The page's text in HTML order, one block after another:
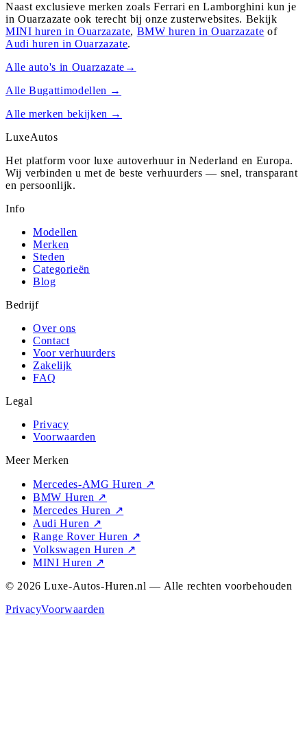
Naast exclusieve merken zoals Ferrari en Lamborghini kun je
in Ouarzazate ook terecht bij onze zusterwebsites. Bekijk
MINI huren in Ouarzazate, BMW huren in Ouarzazate of
Audi huren in Ouarzazate.
Alle auto's in Ouarzazate →
AlleBugattimodellen →
Alle merken bekijken →
LuxeAutos
Het platform voor luxe autoverhuur in Nederland en Europa.
Wij verbinden u met de beste verhuurders — snel, transparant
en persoonlijk.
Info
Modellen
Merken
Steden
Categorieën
Blog
Bedrijf
Over ons
Contact
Voor verhuurders
Zakelijk
FAQ
Legal
Privacy
Voorwaarden
Meer Merken
Mercedes-AMG Huren ↗
BMW Huren ↗
Mercedes Huren ↗
Audi Huren ↗
Range Rover Huren ↗
Volkswagen Huren ↗
MINI Huren ↗
© 2026 Luxe-Autos-Huren.nl — Alle rechten voorbehouden
PrivacyVoorwaarden